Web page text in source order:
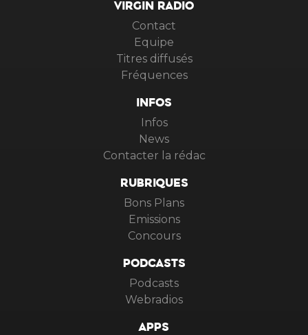
VIRGIN RADIO
Contact
Equipe
Titres diffusés
Fréquences
INFOS
Infos
News
Contacter la rédac
RUBRIQUES
Bons Plans
Emissions
Concours
PODCASTS
Podcasts
Webradios
APPS